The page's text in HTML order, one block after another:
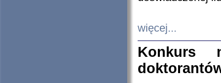
więcej...
Konkurs